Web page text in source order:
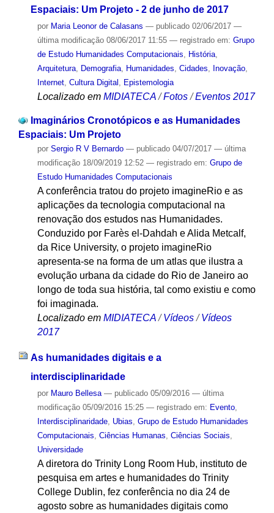
Espaciais: Um Projeto - 2 de junho de 2017
por Maria Leonor de Calasans — publicado02/06/2017 —
última modificação08/06/2017 11:55 — registrado em: Grupo
de Estudo Humanidades Computacionais
História,
Arquitetura, Demografia, Humanidades Cidades Inovação,
Internet, Cultura Digital Epistemologia
Localizado em MIDIATECA /Fotos /Eventos 2017
Imaginários Cronotópicos e as Humanidades
Espaciais: Um Projeto
por Sergio R V Bernardo — publicado04/07/2017 — última
modificação18/09/2019 12:52 — registrado em: Grupo de
Estudo Humanidades Computacionais
A conferência tratou do projeto imagineRio e as
aplicações da tecnologia computacional na
renovação dos estudos nas Humanidades.
Conduzido por Farès el-Dahdah e Alida Metcalf,
da Rice University, o projeto imagineRio
apresenta-se na forma de um atlas que ilustra a
evolução urbana da cidade do Rio de Janeiro ao
longo de toda sua história, tal como existiu e como
foi imaginada.
Localizado em MIDIATECA /Vídeos /Vídeos
2017
As humanidades digitais e a
interdisciplinaridade
por Mauro Bellesa — publicado05/09/2016 — última
modificação05/09/2016 15:25 — registrado em: Evento,
Interdisciplinaridade, Ubias, Grupo de Estudo Humanidades
Computacionais, Ciências Humanas, Ciências Sociais,
Universidade
A diretora do Trinity Long Room Hub, instituto de
pesquisa em artes e humanidades do Trinity
College Dublin, fez conferência no dia 24 de
agosto sobre as humanidades digitais como